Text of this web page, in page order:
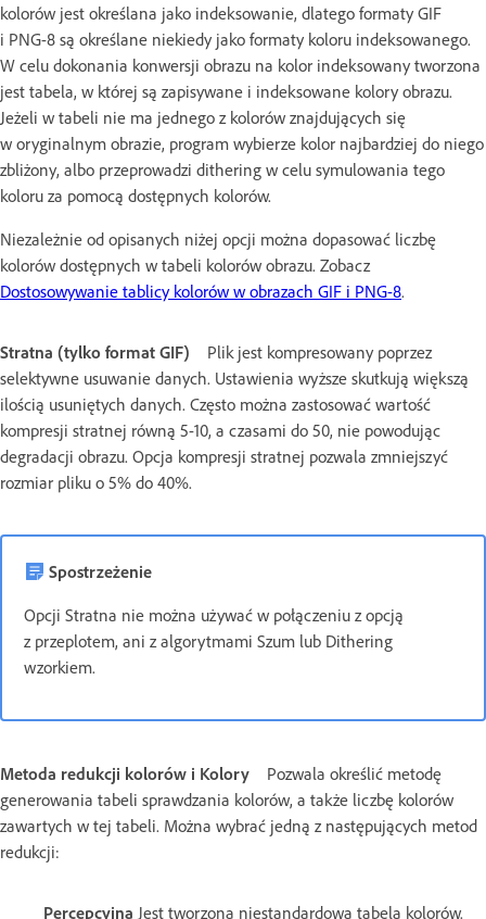
kolorów jest określana jako indeksowanie, dlatego formaty GIF
i PNG-8 są określane niekiedy jako formaty koloru indeksowanego.
W celu dokonania konwersji obrazu na kolor indeksowany tworzona
jest tabela, w której są zapisywane i indeksowane kolory obrazu.
Jeżeli w tabeli nie ma jednego z kolorów znajdujących się
w oryginalnym obrazie, program wybierze kolor najbardziej do niego
zbliżony, albo przeprowadzi dithering w celu symulowania tego
koloru za pomocą dostępnych kolorów.
Niezależnie od opisanych niżej opcji można dopasować liczbę
kolorów dostępnych w tabeli kolorów obrazu. Zobacz
Dostosowywanie tablicy kolorów w obrazach GIF i PNG-8.
Stratna (tylko format GIF)
Plik jest kompresowany poprzez
selektywne usuwanie danych. Ustawienia wyższe skutkują większą
ilością usuniętych danych. Często można zastosować wartość
kompresji stratnej równą 5-10, a czasami do 50, nie powodując
degradacji obrazu. Opcja kompresji stratnej pozwala zmniejszyć
rozmiar pliku o 5% do 40%.
Spostrzeżenie
Opcji Stratna nie można używać w połączeniu z opcją
z przeplotem, ani z algorytmami Szum lub Dithering
wzorkiem.
Metoda redukcji kolorów i Kolory
Pozwala określić metodę
generowania tabeli sprawdzania kolorów, a także liczbę kolorów
zawartych w tej tabeli. Można wybrać jedną z następujących metod
redukcji:
Percepcyjna Jest tworzona niestandardowa tabela kolorów.